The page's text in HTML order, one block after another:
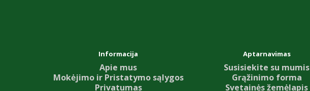
Informacija
Apie mus
Mokėjimo ir Pristatymo sąlygos
Privatumas
Aptarnavimas
Susisiekite su mumis
Grąžinimo forma
Svetainės žemėlapis